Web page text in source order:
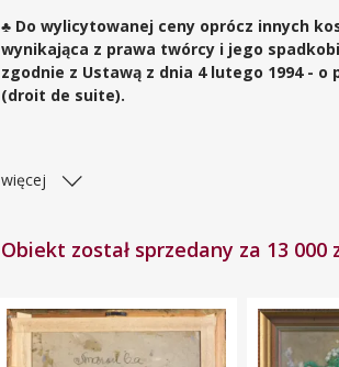
♣ Do wylicytowanej ceny oprócz innych
wynikająca z prawa twórcy i jego
zgodnie z Ustawą z dnia 4 lutego 1994 -
(droit de suite).
więcej
Obiekt został sprzedany za 13 000